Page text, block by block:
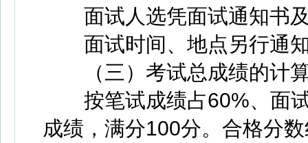
面试人选凭面试通知书及
面试时间、地点另行通
（三）考试总成绩的计
按笔试成绩占60%、面试
成绩，满分100分。合格分